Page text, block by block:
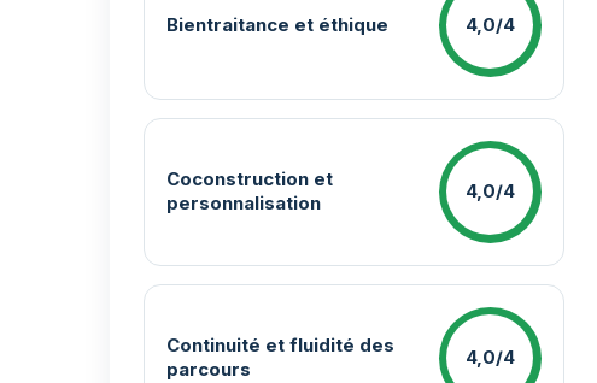
Bientraitance et éthique 4,0/4
Coconstruction et
personnalisation
4,0/4
Continuité et fluidité des
parcours
4,0/4